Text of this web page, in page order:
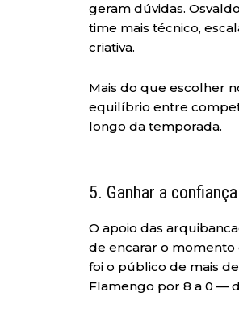
geram dúvidas.
time mais técnico,
criativa.
Mais do que escolher
equilíbrio entre
longo da temporada.
5. Ganhar a
O apoio das
de encarar o
foi o público de mais
Flamengo por 8 a 0 —